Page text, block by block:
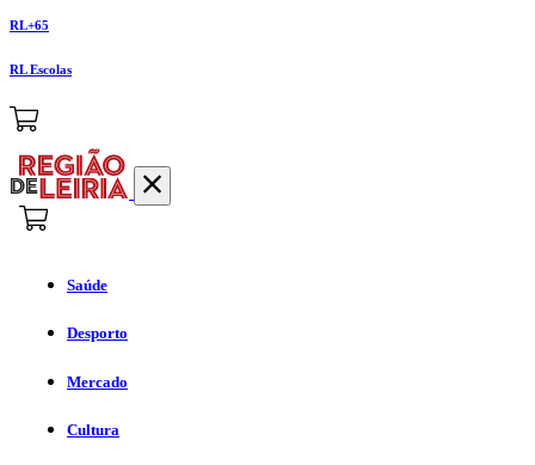
RL+65
RL Escolas
Saúde
Desporto
Mercado
Cultura